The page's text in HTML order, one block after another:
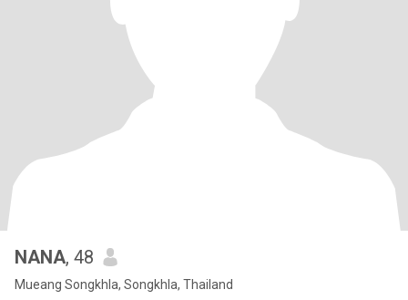
NANA, 48
Mueang Songkhla, Songkhla, Thailand